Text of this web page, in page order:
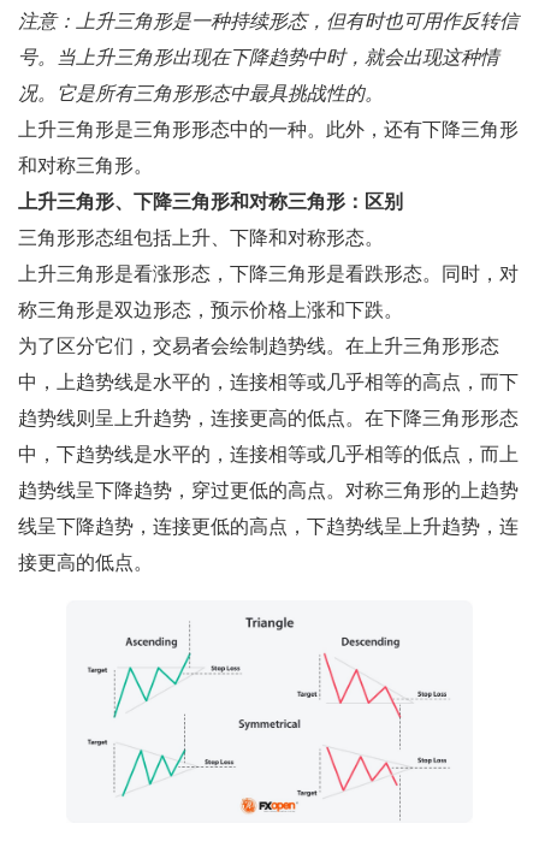
注意：上升三角形是一种持续形态，但有时也可用作反转信
号。当上升三角形出现在下降趋势中时，就会出现这种情
况。它是所有三角形形态中最具挑战性的。
上升三角形是三角形形态中的一种。此外，还有下降三角形
和对称三角形。
上升三角形、下降三角形和对称三角形：区别
三角形形态组包括上升、下降和对称形态。
上升三角形是看涨形态，下降三角形是看跌形态。同时，对
称三角形是双边形态，预示价格上涨和下跌。
为了区分它们，交易者会绘制趋势线。在上升三角形形态
中，上趋势线是水平的，连接相等或几乎相等的高点，而下
趋势线则呈上升趋势，连接更高的低点。在下降三角形形态
中，下趋势线是水平的，连接相等或几乎相等的低点，而上
趋势线呈下降趋势，穿过更低的高点。对称三角形的上趋势
线呈下降趋势，连接更低的高点，下趋势线呈上升趋势，连
接更高的低点。